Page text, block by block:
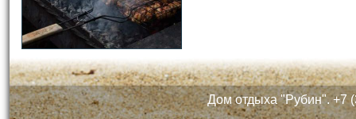
Дом отдыха "Рубин". +7